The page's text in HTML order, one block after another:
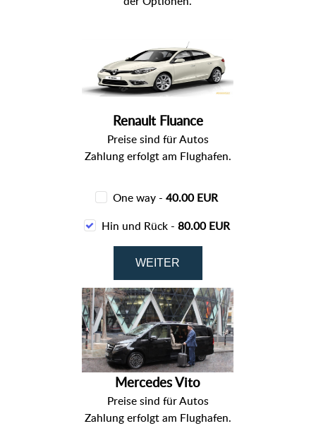
Renault Fluance
Preise sind für Autos
Zahlung erfolgt am Flughafen.
One way -40.00 EUR
Hin und Rück - 80.00 EUR
Mercedes Vito
Preise sind für Autos
Zahlung erfolgt am Flughafen.